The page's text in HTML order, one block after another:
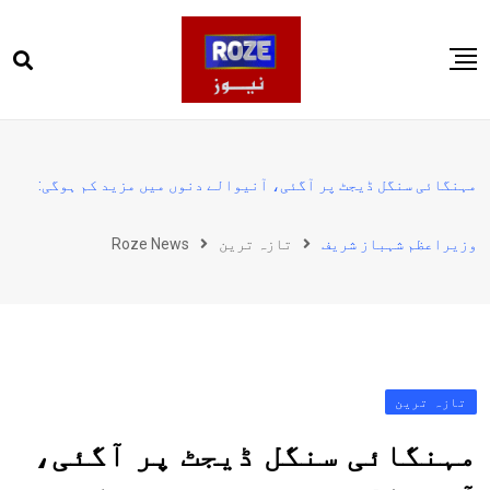
to
پاکستان
کھیل
مہنگائی سنگل ڈیجٹ پر آگئی، آنیوالے دنوں میں مزید کم ہوگی:
وزیراعظم شہباز شریف تازہ ترین Roze News
تازہ ترین
مہنگائی سنگل ڈیجٹ پر آگئی،